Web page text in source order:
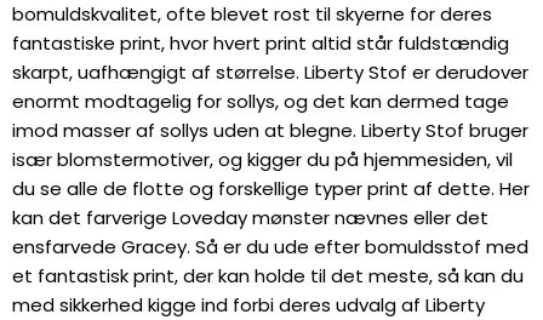
bomuldskvalitet, ofte blevet rost til skyerne for deres
fantastiske print, hvor hvert print altid står fuldstændig
skarpt, uafhængigt af størrelse. Liberty Stof er derudover
enormt modtagelig for sollys, og det kan dermed tage
imod masser af sollys uden at blegne. Liberty Stof bruger
især blomstermotiver, og kigger du på hjemmesiden, vil
du se alle de flotte og forskellige typer print af dette. Her
kan det farverige Loveday mønster nævnes eller det
ensfarvede Gracey. Så er du ude efter bomuldsstof med
et fantastisk print, der kan holde til det meste, så kan du
med sikkerhed kigge ind forbi deres udvalg af Liberty